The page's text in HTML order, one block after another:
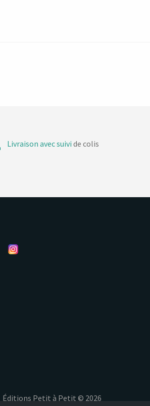
Livraison avec suivi de colis
Éditions Petit à Petit © 2026